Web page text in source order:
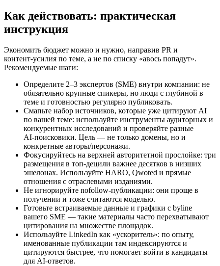
Как действовать: практическая
инструкция
Экономить бюджет можно и нужно, направив PR и
контент‑усилия по теме, а не по списку «авось попадут».
Рекомендуемые шаги:
Определите 2–3 экспертов (SME) внутри компании: не
обязательно крупные спикеры, но люди с глубиной в
теме и готовностью регулярно публиковать.
Смапьте набор источников, которые уже цитируют AI
по вашей теме: используйте инструменты аудиторных и
конкурентных исследований и проверяйте разные
AI‑поисковики. Цель — не только домены, но и
конкретные авторы/персонажи.
Фокусируйтесь на верхней авторитетной прослойке: три
размещения в топ‑децили важнее десятков в низших
эшелонах. Используйте HARO, Qwoted и прямые
отношения с отраслевыми изданиями.
Не игнорируйте nofollow‑публикации: они проще в
получении и тоже считаются моделью.
Готовьте встраиваемые данные и графики с byline
вашего SME — такие материалы часто перехватывают
цитирования на множестве площадок.
Используйте LinkedIn как «ускоритель»: по опыту,
именованные публикации там индексируются и
цитируются быстрее, что помогает войти в кандидаты
для AI‑ответов.